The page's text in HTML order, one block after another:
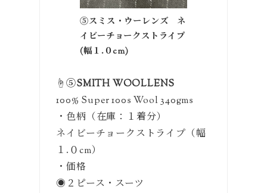
⑤スミス・ウーレンズ ネ
イビーチョークストライプ
(幅１.０cm)
☝️⑤SMITH WOOLLENS
100% Super 100s Wool 340gms
・色柄（在庫：１着分）
ネイビーチョークストライプ（幅
１.０cm）
・価格
◉２ピース・スーツ